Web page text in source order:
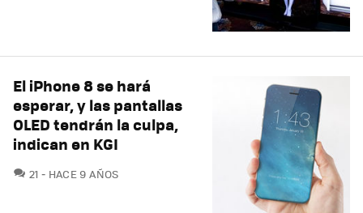
El iPhone 8 se hará
esperar, y las pantallas
OLED tendrán la culpa,
indican en KGI
21 COMENTARIOS
HACE 9 AÑOS